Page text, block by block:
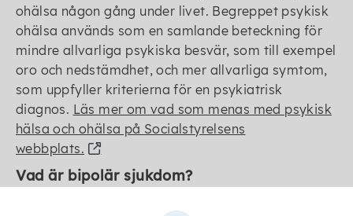
ohälsa någon gång under livet. Begreppet psykisk
ohälsa används som en samlande beteckning för
mindre allvarliga psykiska besvär, som till exempel
oro och nedstämdhet, och mer allvarliga symtom,
som uppfyller kriterierna för en psykiatrisk
diagnos. Läs mer om vad som menas med psykisk
hälsa och ohälsa på Socialstyrelsens
webbplats.
Vad är bipolär sjukdom?